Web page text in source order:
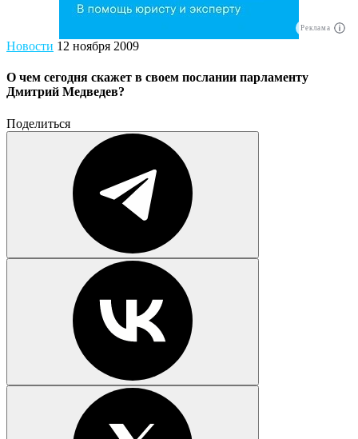
Реклама
Новости 12 ноября 2009
О чем сегодня скажет в своем послании парламенту
Дмитрий Медведев?
Поделиться